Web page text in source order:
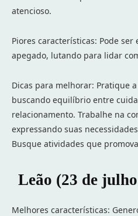
atencioso.
Piores características: Pode
apegado, lutando para lidar
Dicas para melhorar: Pratique
buscando equilíbrio entre
relacionamento. Trabalhe na
expressando suas
Busque atividades que
Leão (23 de
Melhores características: